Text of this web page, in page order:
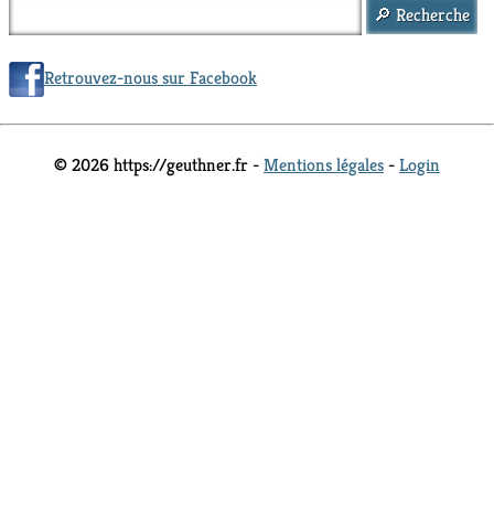
Retrouvez-nous sur Facebook
© 2026 https://geuthner.fr -Mentions légales -Login